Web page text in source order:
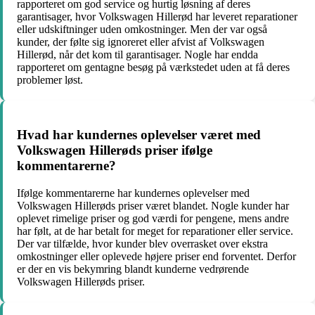
rapporteret om god service og hurtig løsning af deres
garantisager, hvor Volkswagen Hillerød har leveret reparationer
eller udskiftninger uden omkostninger. Men der var også
kunder, der følte sig ignoreret eller afvist af Volkswagen
Hillerød, når det kom til garantisager. Nogle har endda
rapporteret om gentagne besøg på værkstedet uden at få deres
problemer løst.
Hvad har kundernes oplevelser været med
Volkswagen Hillerøds priser ifølge
kommentarerne?
Ifølge kommentarerne har kundernes oplevelser med
Volkswagen Hillerøds priser været blandet. Nogle kunder har
oplevet rimelige priser og god værdi for pengene, mens andre
har følt, at de har betalt for meget for reparationer eller service.
Der var tilfælde, hvor kunder blev overrasket over ekstra
omkostninger eller oplevede højere priser end forventet. Derfor
er der en vis bekymring blandt kunderne vedrørende
Volkswagen Hillerøds priser.